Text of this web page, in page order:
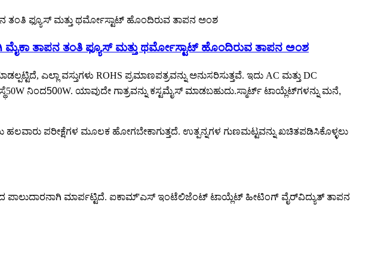
ತಾಪನ ತಂತಿ ಫ್ಯೂಸ್ ಮತ್ತು ಥರ್ಮೋಸ್ಟಾಟ್ ಹೊಂದಿರುವ ತಾಪನ ಅಂಶ
ಎಲ್ಲಾ ವಸ್ತುಗಳು ROHS ಪ್ರಮಾಣಪತ್ರವನ್ನು ಅನುಸರಿಸುತ್ತವೆ. ಇದು AC ಮತ್ತು DC
50W ನಿಂದ500W. ಯಾವುದೇ ಗಾತ್ರವನ್ನು ಕಸ್ಟಮೈಸ್ ಮಾಡಬಹುದು.ಸ್ಮಾರ್ಟ್ ಟಾಯ್ಲೆಟ್‌ಗಳನ್ನು ಮನೆ,
ಪರೀಕ್ಷೆಗಳ ಮೂಲಕ ಹೋಗಬೇಕಾಗುತ್ತದೆ. ಉತ್ಪನ್ನಗಳ ಗುಣಮಟ್ಟವನ್ನು ಖಚಿತಪಡಿಸಿಕೊಳ್ಳಲು
ಪಾಲುದಾರನಾಗಿ ಮಾರ್ಪಟ್ಟಿದೆ. ಐಕಾಮ್'ಎಸ್ ಇಂಟೆಲಿಜೆಂಟ್ ಟಾಯ್ಲೆಟ್ ಹೀಟಿಂಗ್ ವೈರ್ವಿದ್ಯುತ್ ತಾಪನ